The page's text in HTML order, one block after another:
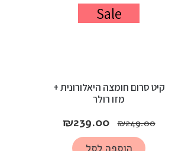
Sale
קיט סרום חומצה היאלורונית +
מזו רולר
₪249.00
₪239.00
הוספה לסל